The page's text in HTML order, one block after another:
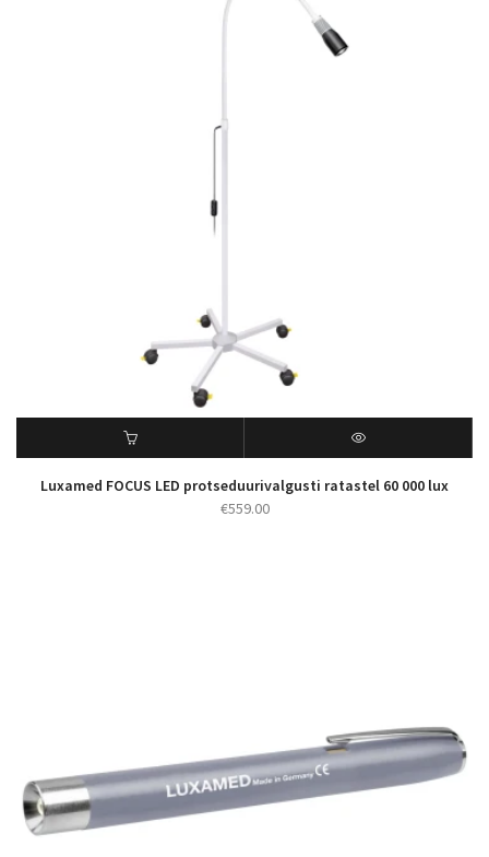
Luxamed FOCUS LED protseduurivalgusti ratastel 60 000 lux
€559.00